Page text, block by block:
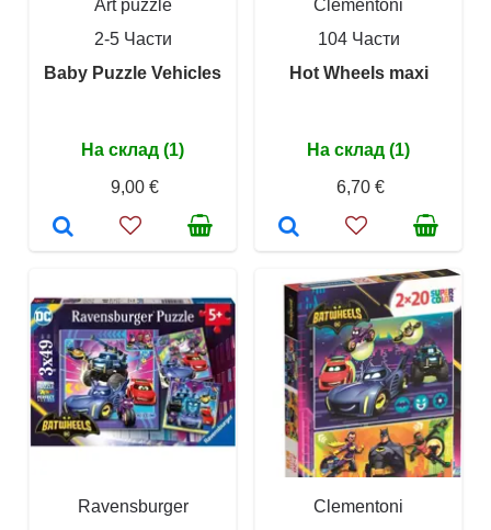
Art puzzle
2-5 Части
Baby Puzzle Vehicles
На склад (1)
9,00 €
Clementoni
104 Части
Hot Wheels maxi
На склад (1)
6,70 €
Ravensburger Clementoni